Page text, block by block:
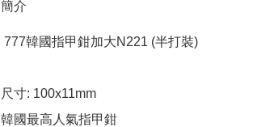
簡介
尺寸: 100x11mm
韓國最高人氣指